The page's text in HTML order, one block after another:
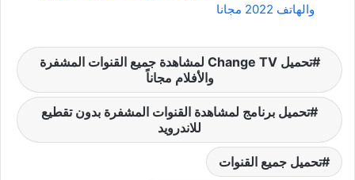
والهاتف 2022 مجانا
تحميل Change TV لمشاهدة جميع القنوات المشفرة
والأفلام مجاناً
تحميل برنامج لمشاهدة القنوات المشفرة بدون تقطيع
للاندرويد
تحميل جميع القنوات